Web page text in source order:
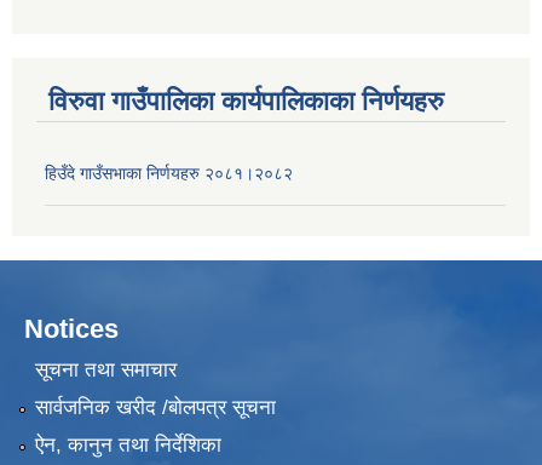
विरुवा गाउँपालिका कार्यपालिकाका निर्णयहरु
हिउँदे गाउँसभाका निर्णयहरु २०८१।२०८२
Notices
सूचना तथा समाचार
सार्वजनिक खरीद /बोलपत्र सूचना
ऐन, कानुन तथा निर्देशिका